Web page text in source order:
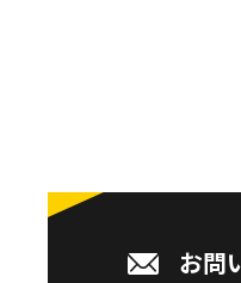
お問